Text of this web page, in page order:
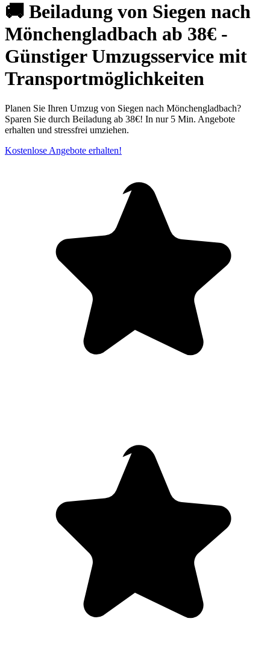
🚚 Beiladung von Siegen nach
Mönchengladbach ab 38€ -
Günstiger Umzugsservice mit
Transportmöglichkeiten
Planen Sie Ihren Umzug von Siegen nach Mönchengladbach?
Sparen Sie durch Beiladung ab 38€! In nur 5 Min. Angebote
erhalten und stressfrei umziehen.
Kostenlose Angebote erhalten!